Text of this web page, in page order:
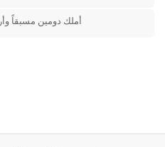
أملك دومين مسبقاً